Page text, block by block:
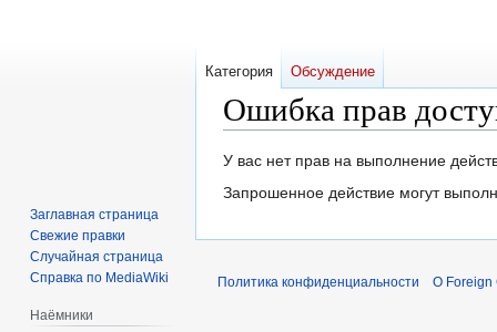
Ошибка прав
Перейти
к
Перейти
к
У вас нет прав на выполнение
Запрошенное действие могут
Категория Обсуждение
Заглавная страница
Свежие правки
Случайная страница
Справка по MediaWiki
Наёмники
Политика конфиденциальности О Foreign